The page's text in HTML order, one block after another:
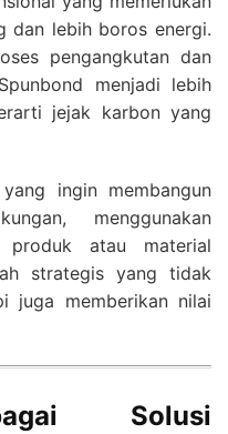
dan lebih boros energi.
pengangkutan dan
menjadi lebih
jejak karbon yang
ingin membangun
menggunakan
produk atau material
strategis yang tidak
juga memberikan nilai
Solusi